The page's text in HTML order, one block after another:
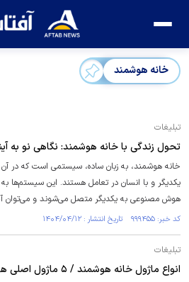
خانه هوشمند
تبلیغات
تحول زندگی با خانه هوشمند: نگاهی نو به
خانه هوشمند، به زبان ساده، سیستمی است که در آن
یکدیگر و با انسان در تعامل هستند. این سیستم‌ها
هوش مصنوعی به یکدیگر متصل می‌شوند و می‌توان آنها
کد خبر: ۹۹۹۴۵۵ تاریخ انتشار : ۱۴۰۴/۰۴/۱۲
تبلیغات
انواع ماژول خانه هوشمند / ۵ ماژول اصلی هوشمندسازی ساختمان